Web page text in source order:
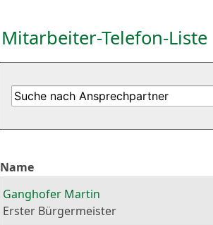
Mitarbeiter-Telefon-Liste
Name
Ganghofer Martin
Erster Bürgermeister